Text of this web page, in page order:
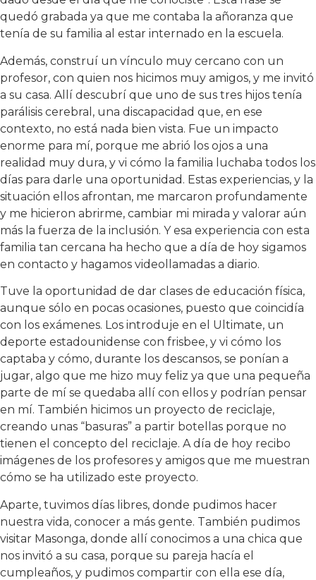
quedó grabada ya que me contaba la añoranza que
tenía de su familia al estar internado en la escuela.
Además, construí un vínculo muy cercano con un
profesor, con quien nos hicimos muy amigos, y me invitó
a su casa. Allí descubrí que uno de sus tres hijos tenía
parálisis cerebral, una discapacidad que, en ese
contexto, no está nada bien vista. Fue un impacto
enorme para mí, porque me abrió los ojos a una
realidad muy dura, y vi cómo la familia luchaba todos los
días para darle una oportunidad. Estas experiencias, y la
situación ellos afrontan, me marcaron profundamente
y me hicieron abrirme, cambiar mi mirada y valorar aún
más la fuerza de la inclusión. Y esa experiencia con esta
familia tan cercana ha hecho que a día de hoy sigamos
en contacto y hagamos videollamadas a diario.
Tuve la oportunidad de dar clases de educación física,
aunque sólo en pocas ocasiones, puesto que coincidía
con los exámenes. Los introduje en el Ultimate, un
deporte estadounidense con frisbee, y vi cómo los
captaba y cómo, durante los descansos, se ponían a
jugar, algo que me hizo muy feliz ya que una pequeña
parte de mí se quedaba allí con ellos y podrían pensar
en mí. También hicimos un proyecto de reciclaje,
creando unas “basuras” a partir botellas porque no
tienen el concepto del reciclaje. A día de hoy recibo
imágenes de los profesores y amigos que me muestran
cómo se ha utilizado este proyecto.
Aparte, tuvimos días libres, donde pudimos hacer
nuestra vida, conocer a más gente. También pudimos
visitar Masonga, donde allí conocimos a una chica que
nos invitó a su casa, porque su pareja hacía el
cumpleaños, y pudimos compartir con ella ese día,